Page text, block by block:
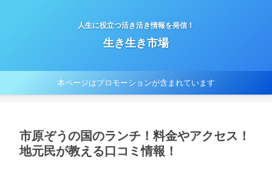
人生に役立つ活き活き情報を発信！
生き生き市場
本ページはプロモーションが含まれています
市原ぞうの国のランチ！料金やアクセス！
地元民が教える口コミ情報！